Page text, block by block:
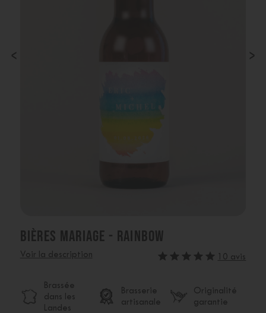
‹ ›
BIÈRES MARIAGE - RAINBOW
Voir la description 10 avis
Brassée
dans les
Landes
Brasserie
artisanale
Originalité
garantie